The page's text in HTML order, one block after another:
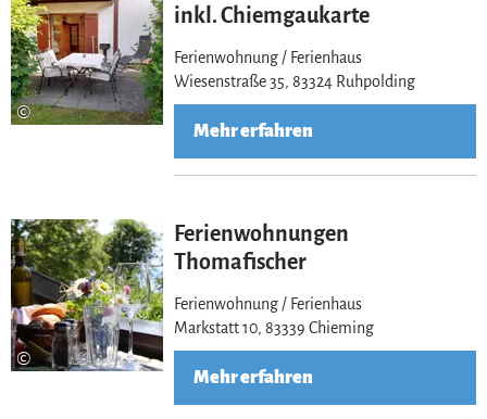
©
inkl. Chiemgaukarte
Ferienwohnung / Ferienhaus
Wiesenstraße 35, 83324 Ruhpolding
Mehr erfahren
©
Ferienwohnungen
Thomafischer
Ferienwohnung / Ferienhaus
Markstatt 10, 83339 Chieming
Mehr erfahren